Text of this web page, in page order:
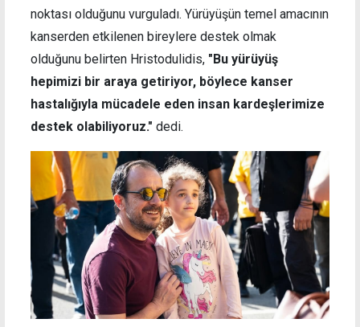
noktası olduğunu vurguladı. Yürüyüşün temel amacının
kanserden etkilenen bireylere destek olmak
olduğunu belirten Hristodulidis, "Bu yürüyüş
hepimizi bir araya getiriyor, böylece kanser
hastalığıyla mücadele eden insan kardeşlerimize
destek olabiliyoruz." dedi.